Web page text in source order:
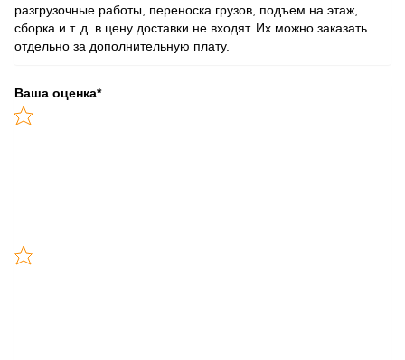
разгрузочные работы, переноска грузов, подъем на этаж,
сборка и т. д. в цену доставки не входят. Их можно заказать
отдельно за дополнительную плату.
Ваша оценка*